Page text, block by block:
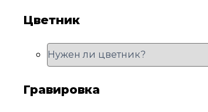
Цветник
Гравировка